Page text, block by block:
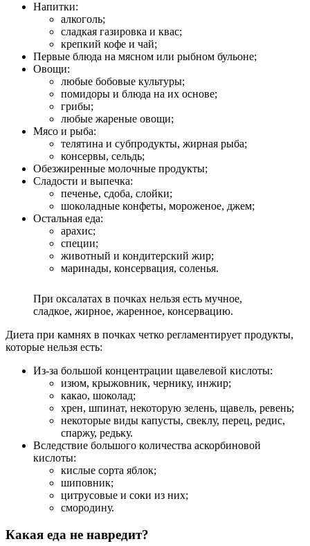
Напитки:
алкоголь;
сладкая газировка и квас;
крепкий кофе и чай;
Первые блюда на мясном или рыбном бульоне;
Овощи:
любые бобовые культуры;
помидоры и блюда на их основе;
грибы;
любые жареные овощи;
Мясо и рыба:
телятина и субпродукты, жирная рыба;
консервы, сельдь;
Обезжиренные молочные продукты;
Сладости и выпечка:
печенье, сдоба, слойки;
шоколадные конфеты, мороженое, джем;
Остальная еда:
арахис;
специи;
животный и кондитерский жир;
маринады, консервация, соленья.
При оксалатах в почках нельзя есть мучное,
сладкое, жирное, жаренное, консервацию.
Диета при камнях в почках четко регламентирует продукты,
которые нельзя есть:
Из-за большой концентрации щавелевой кислоты:
изюм, крыжовник, чернику, инжир;
какао, шоколад;
хрен, шпинат, некоторую зелень, щавель, ревень;
некоторые виды капусты, свеклу, перец, редис,
спаржу, редьку.
Вследствие большого количества аскорбиновой
кислоты:
кислые сорта яблок;
шиповник;
цитрусовые и соки из них;
смородину.
Какая еда не навредит?